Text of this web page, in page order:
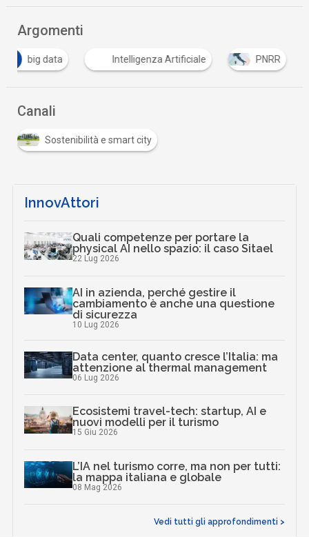
Argomenti
big data Intelligenza Artificiale PNRR
Canali
Sostenibilità e smart city
InnovAttori
Quali competenze per portare la
physical AI nello spazio: il caso Sitael
22 Lug 2026
AI in azienda, perché gestire il
cambiamento è anche una questione
di sicurezza
10 Lug 2026
Data center, quanto cresce l’Italia: ma
attenzione al thermal management
06 Lug 2026
Ecosistemi travel-tech: startup, AI e
nuovi modelli per il turismo
15 Giu 2026
L’IA nel turismo corre, ma non per tutti:
la mappa italiana e globale
08 Mag 2026
Vedi tutti gli approfondimenti >